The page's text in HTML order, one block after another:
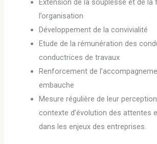
Extension de la souplesse et de la
l’organisation
Développement de la convivialité
Etude de la rémunération des
conductrices de travaux
Renforcement de
embauche
Mesure régulière de leur
contexte d’évolution des attentes
dans les enjeux des entreprises.